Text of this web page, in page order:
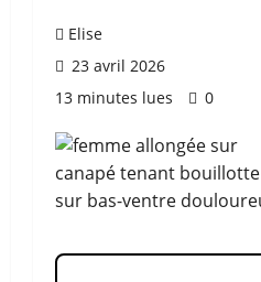
Elise
23 avril 2026
13 minutes lues
0